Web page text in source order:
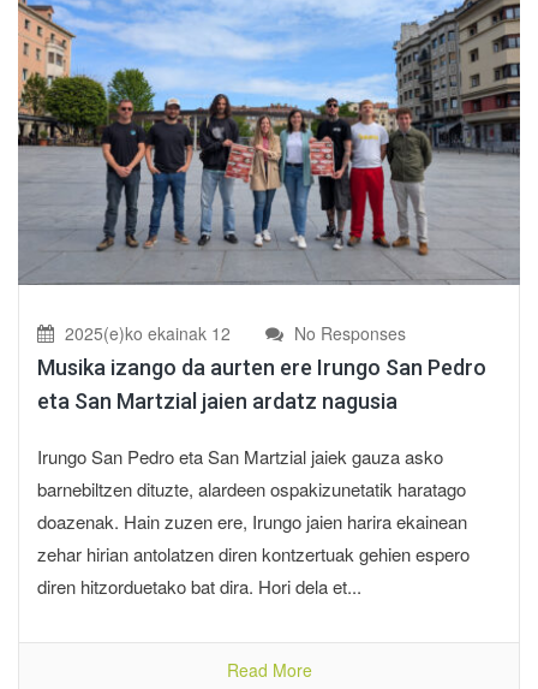
2025(e)ko ekainak 12 No Responses
Musika izango da aurten ere Irungo San Pedro
eta San Martzial jaien ardatz nagusia
Irungo San Pedro eta San Martzial jaiek gauza asko
barnebiltzen dituzte, alardeen ospakizunetatik haratago
doazenak. Hain zuzen ere, Irungo jaien harira ekainean
zehar hirian antolatzen diren kontzertuak gehien espero
diren hitzorduetako bat dira. Hori dela et...
Read More